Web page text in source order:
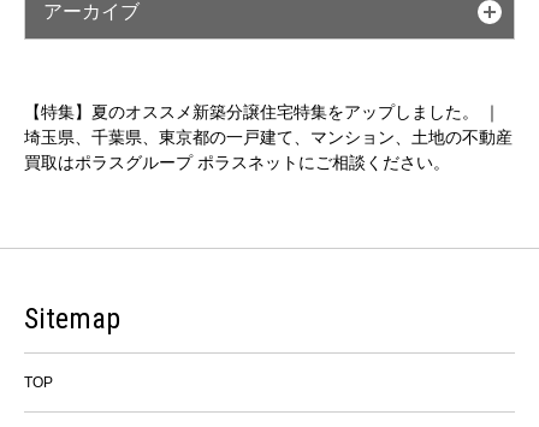
アーカイブ
【特集】夏のオススメ新築分譲住宅特集をアップしました。 ｜
埼玉県、千葉県、東京都の一戸建て、マンション、土地の不動産
買取はポラスグループ ポラスネットにご相談ください。
Sitemap
TOP